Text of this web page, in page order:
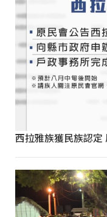
西拉雅族獲民族認定